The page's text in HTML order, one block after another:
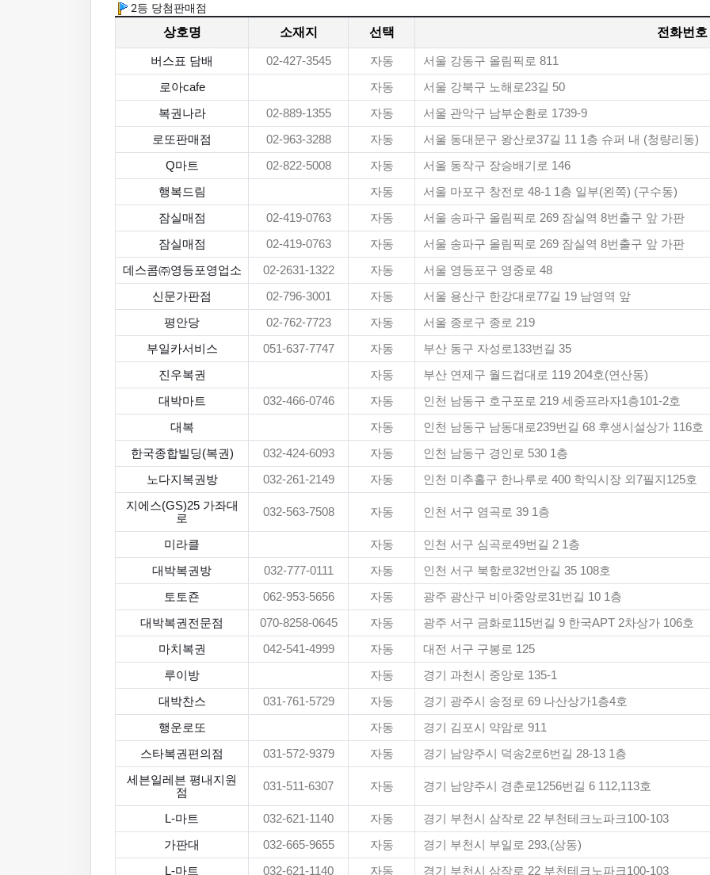
2등 당첨판매점
상호명 소재지 선택 전화번호
버스표 담배 02-427-3545 자동 서울 강동구 올림픽로 811
로아cafe 자동 서울 강북구 노해로23길 50
복권나라 02-889-1355 자동 서울 관악구 남부순환로 1739-9
로또판매점 02-963-3288 자동 서울 동대문구 왕산로37길 11 1층 슈퍼 내 (청량리동)
Q마트 02-822-5008 자동 서울 동작구 장승배기로 146
행복드림 자동 서울 마포구 창전로 48-1 1층 일부(왼쪽) (구수동)
잠실매점 02-419-0763 자동 서울 송파구 올림픽로 269 잠실역 8번출구 앞 가판
잠실매점 02-419-0763 자동 서울 송파구 올림픽로 269 잠실역 8번출구 앞 가판
데스콤㈜영등포영업소 02-2631-1322 자동 서울 영등포구 영중로 48
신문가판점 02-796-3001 자동 서울 용산구 한강대로77길 19 남영역 앞
평안당 02-762-7723 자동 서울 종로구 종로 219
부일카서비스 051-637-7747 자동 부산 동구 자성로133번길 35
진우복권 자동 부산 연제구 월드컵대로 119 204호(연산동)
대박마트 032-466-0746 자동 인천 남동구 호구포로 219 세중프라자1층101-2호
대복 자동 인천 남동구 남동대로239번길 68 후생시설상가 116호
한국종합빌딩(복권) 032-424-6093 자동 인천 남동구 경인로 530 1층
노다지복권방 032-261-2149 자동 인천 미추홀구 한나루로 400 학익시장 외7필지125호
지에스(GS)25 가좌대
로
032-563-7508 자동 인천 서구 염곡로 39 1층
미라클 자동 인천 서구 심곡로49번길 2 1층
대박복권방 032-777-0111 자동 인천 서구 북항로32번안길 35 108호
토토죤 062-953-5656 자동 광주 광산구 비아중앙로31번길 10 1층
대박복권전문점 070-8258-0645 자동 광주 서구 금화로115번길 9 한국APT 2차상가 106호
마치복권 042-541-4999 자동 대전 서구 구봉로 125
루이방 자동 경기 과천시 중앙로 135-1
대박찬스 031-761-5729 자동 경기 광주시 송정로 69 나산상가1층4호
행운로또 자동 경기 김포시 약암로 911
스타복권편의점 031-572-9379 자동 경기 남양주시 덕송2로6번길 28-13 1층
세븐일레븐 평내지원
점
031-511-6307 자동 경기 남양주시 경춘로1256번길 6 112,113호
L-마트 032-621-1140 자동 경기 부천시 삼작로 22 부천테크노파크100-103
가판대 032-665-9655 자동 경기 부천시 부일로 293,(상동)
L-마트 032-621-1140 자동 경기 부천시 삼작로 22 부천테크노파크100-103